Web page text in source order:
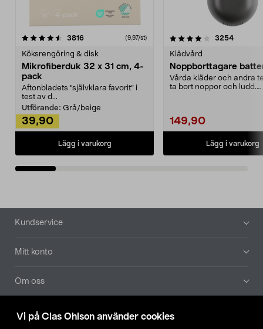
Vi på Clas Ohlson använder cookies
3816recensioner (9,97/st)
Köksrengöring & disk
Mikrofiberduk 32 x 31 cm, 4-
pack
Aftonbladets "självklara favorit” i
test av d...
Utförande: Grå/beige
39,90
Lägg i varukorg
4.0av 5 stjärnor 3254
Klädvård
Noppborttagare
Vårda kläder och andra
ta bort noppor och ludd.
149,90
Lägg i varukorg
4.5av 5 stjärnor
Sidfot
Kundservice
Mitt konto
Om oss
Aktuellt